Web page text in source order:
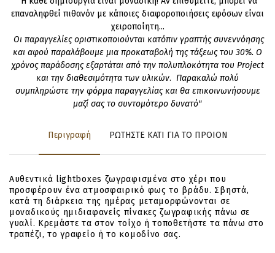
επαναληφθεί πιθανόν με κάποιες διαφοροποιήσεις εφόσων είναι
χειροποίητη...
Οι παραγγελίες οριστικοποιούνται κατόπιν γραπτής συνεννόησης
και αφού παραλάβουμε μια προκαταβολή της τάξεως του 30%. Ο
χρόνος παράδοσης εξαρτάται από την πολυπλοκότητα του Project
και την διαθεσιμότητα των υλικών. Παρακαλώ πολύ
συμπληρώστε την φόρμα παραγγελίας και θα επικοινωνήσουμε
μαζί σας το συντομότερο δυνατό"
Περιγραφή ΡΩΤΗΣΤΕ ΚΑΤΙ ΓΙΑ ΤΟ ΠΡΟΙΟΝ
Αυθεντικά lightboxes ζωγραφισμένα στο χέρι που
προσφέρουν ένα ατμοσφαιρικό φως το βράδυ. Σβηστά,
κατά τη διάρκεια της ημέρας μεταμορφώνονται σε
μοναδικούς ημιδιαφανείς πίνακες ζωγραφικής πάνω σε
γυαλί. Κρεμάστε τα στον τοίχο ή τοποθετήστε τα πάνω στο
τραπέζι, το γραφείο ή το κομοδίνο σας.